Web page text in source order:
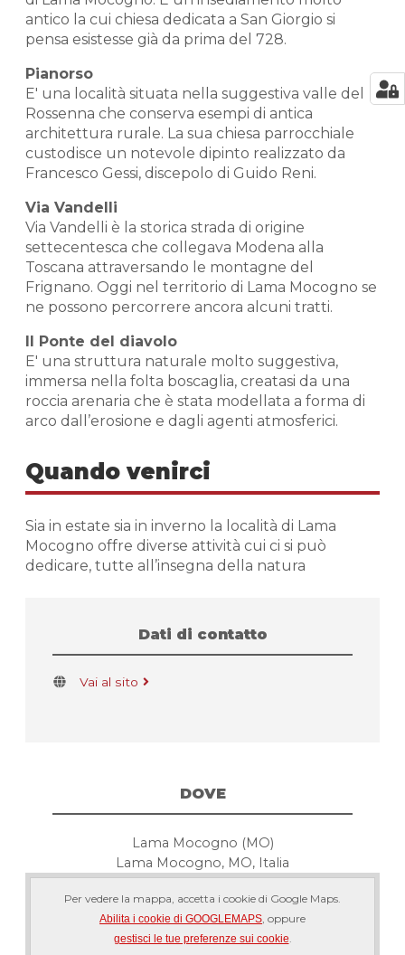
antico la cui chiesa dedicata a San Giorgio si
pensa esistesse già da prima del 728.
Pianorso
E' una località situata nella suggestiva valle del
Rossenna che conserva esempi di antica
architettura rurale. La sua chiesa parrocchiale
custodisce un notevole dipinto realizzato da
Francesco Gessi, discepolo di Guido Reni.
Via Vandelli
Via Vandelli è la storica strada di origine
settecentesca che collegava Modena alla
Toscana attraversando le montagne del
Frignano. Oggi nel territorio di Lama Mocogno se
ne possono percorrere ancora alcuni tratti.
Il Ponte del diavolo
E' una struttura naturale molto suggestiva,
immersa nella folta boscaglia, creatasi da una
roccia arenaria che è stata modellata a forma di
arco dall’erosione e dagli agenti atmosferici.
Quando venirci
Sia in estate sia in inverno la località di Lama
Mocogno offre diverse attività cui ci si può
dedicare, tutte all’insegna della natura
Dati di contatto
Vai al sito
DOVE
Lama Mocogno (MO)
Lama Mocogno, MO, Italia
Per vedere la mappa, accetta i cookie di Google Maps.
Abilita i cookie di GOOGLEMAPS, oppure
gestisci le tue preferenze sui cookie.